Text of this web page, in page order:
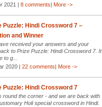
2021 | 8 comments| More ->
Puzzle: Hindi Crossword 7 –
and Winner
received your answers and your
to Prize Puzzle: Hindi Crossword 7. It
to g...
2020 | 22 comments| More ->
Puzzle: Hindi Crossword 7
round the corner - and we are back with
Holi special crossword in Hindi.